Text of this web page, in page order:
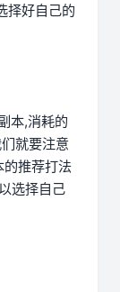
择好自己的
本,消耗的
就要注意
的推荐打法
选择自己